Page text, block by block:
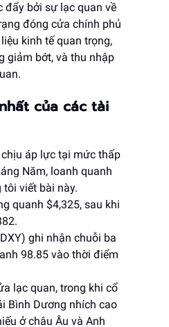
đẩy bởi sự lạc quan về
đóng cửa chính phủ
kinh tế quan trọng,
giảm bớt, và thu nhập
của các tài
áp lực tại mức thấp
Năm, loanh quanh
tôi viết bài này.
quanh $4,325, sau khi
ghi nhận chuỗi ba
98.85 vào thời điểm
lạc quan, trong khi cổ
Bình Dương nhích cao
ở châu Âu và Anh